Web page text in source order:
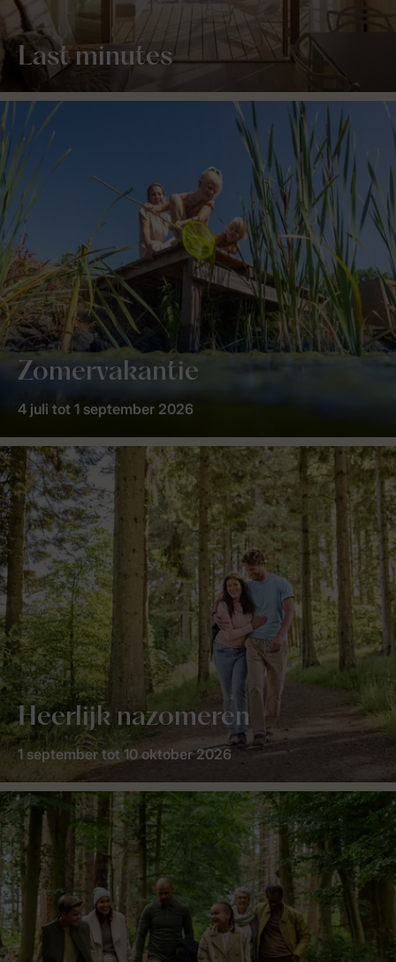
Last minutes
Zomervakantie
4 juli tot 1 september 2026
Heerlijk nazomeren
1 september tot 10 oktober 2026